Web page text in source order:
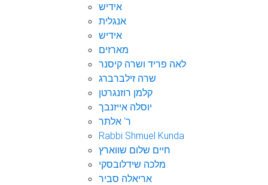
אידיש
אנגלית
אידיש
מארזים
לאה פריד ושרה קיסנר
שרה זילברברג
קלמן רוזנגרטן
יוסלה אייזנבך
ר' אלתר
Rabbi Shmuel Kunda
חיים שלום שווארץ
מלכה שידלובסקי
אריאלה סביר